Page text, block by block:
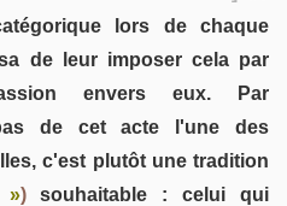
lors de chaque
de leur imposer cela par
envers eux. Par
de cet acte l'une des
c'est plutôt une tradition
»)souhaitable : celui qui